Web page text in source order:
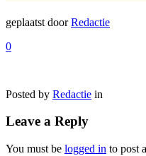
geplaatst doorRedactie
0
Posted by Redactie in
Leave a Reply
You must be logged in to post